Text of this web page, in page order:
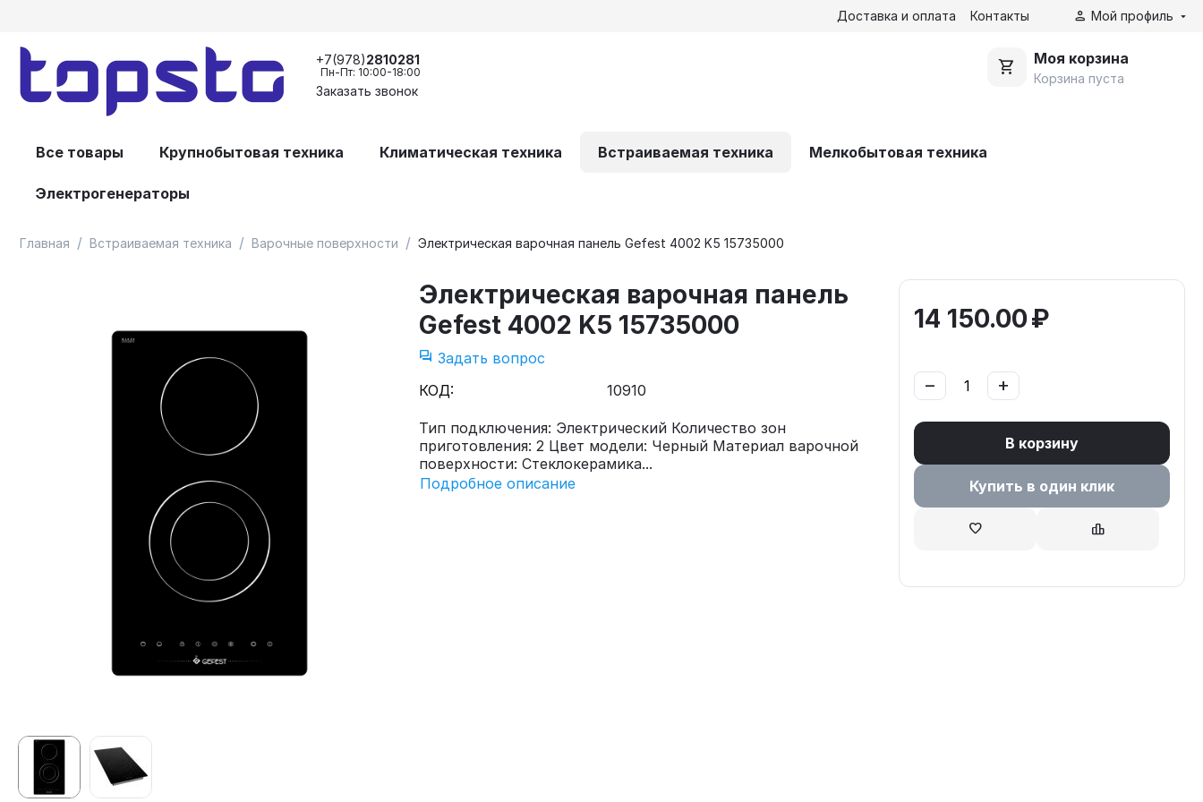
Доставка и оплата Контакты Мой профиль
+7(978)2810281
Пн-Пт: 10:00-18:00
Заказать звонок
Моя корзина
Корзина пуста
Все товары Крупнобытовая техника Климатическая техника Встраиваемая техника Мелкобытовая техника
Электрогенераторы
Главная / Встраиваемая техника / Варочные поверхности / Электрическая варочная панель Gefest 4002 K5 15735000
Электрическая варочная панель
Gefest 4002 K5 15735000
Задать вопрос
КОД:
10910
Тип подключения: Электрический Количество зон
приготовления: 2 Цвет модели: Черный Материал варочной
поверхности: Стеклокерамика...
Подробное описание
14 150.00₽
+
−
В корзину
Купить в один клик